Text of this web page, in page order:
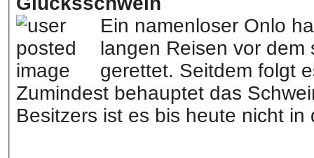
Ein namenloser Onlo
langen Reisen vor dem
gerettet. Seitdem folgt
Zumindest behauptet das
Besitzers ist es bis heute nicht